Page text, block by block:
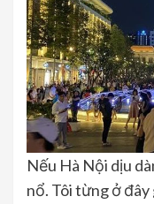
Nếu Hà Nội dịu
nổ. Tôi từng ở